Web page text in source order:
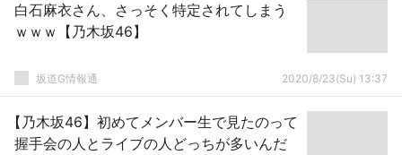
白石麻衣さん、さっそく特定されてしまう
ｗｗｗ【乃木坂46】
坂道G情報通 2020/8/23(Su) 13:37
【乃木坂46】初めてメンバー生で見たのって
握手会の人とライブの人どっちが多いんだ